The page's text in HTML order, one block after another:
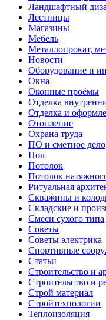
Ландшафтный
Лестницы
Магазины
Мебель
Металлопрокат,
Новости
Оборудование и
Окна
Оконные проёмы
Отделка
Отделка и
Отопление
Охрана труда
ПО и сметное дело
Пол
Потолок
Потолок
Ритуальная
Скважины и
Складские и
Смеси сухого типа
Советы
Советы электрика
Спортивные
Статьи
Строительство и
Строительство и
Строй материал
Стройтехнологии
Теплоизоляция